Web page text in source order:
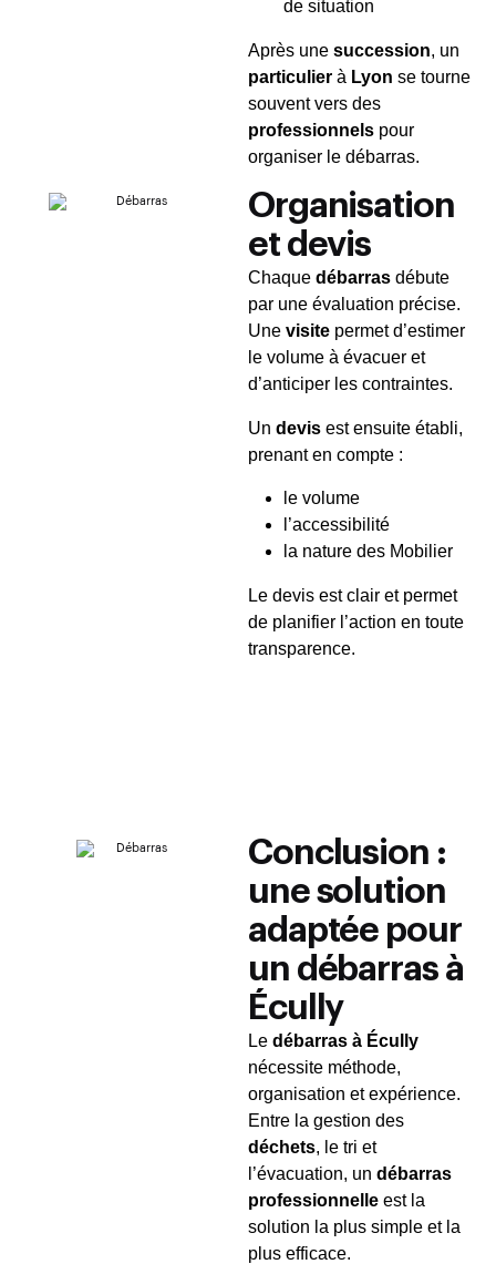
de situation
Après une succession, un
particulier à Lyon se tourne
souvent vers des
professionnels pour
organiser le débarras.
Organisation
et devis
Chaque débarras débute
par une évaluation précise.
Une visite permet d’estimer
le volume à évacuer et
d’anticiper les contraintes.
Un devis est ensuite établi,
prenant en compte :
le volume
l’accessibilité
la nature des Mobilier
Le devis est clair et permet
de planifier l’action en toute
transparence.
Conclusion :
une solution
adaptée pour
un débarras à
Écully
Le débarras à Écully
nécessite méthode,
organisation et expérience.
Entre la gestion des
déchets, le tri et
l’évacuation, un débarras
professionnelle est la
solution la plus simple et la
plus efficace.